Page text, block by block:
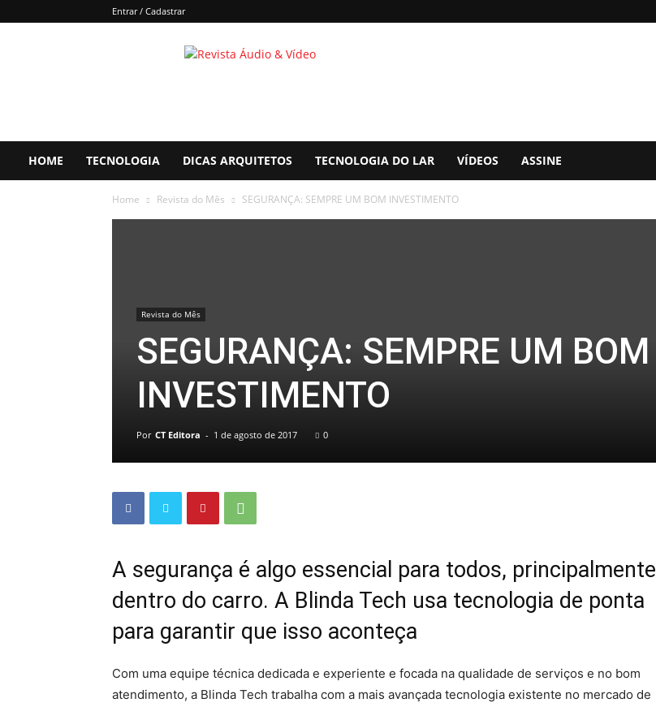
Entrar / Cadastrar
HOME TECNOLOGIA DICAS ARQUITETOS TECNOLOGIA DO LAR VÍDEOS ASSINE
Home Revista do Mês SEGURANÇA: SEMPRE UM BOM INVESTIMENTO
Revista do Mês
SEGURANÇA: SEMPRE UM BOM
INVESTIMENTO
Por CT Editora - 1 de agosto de 2017 0
A segurança é algo essencial para todos, principalmente
dentro do carro. A Blinda Tech usa tecnologia de ponta
para garantir que isso aconteça
Com uma equipe técnica dedicada e experiente e focada na qualidade de serviços e no bom
atendimento, a Blinda Tech trabalha com a mais avançada tecnologia existente no mercado de